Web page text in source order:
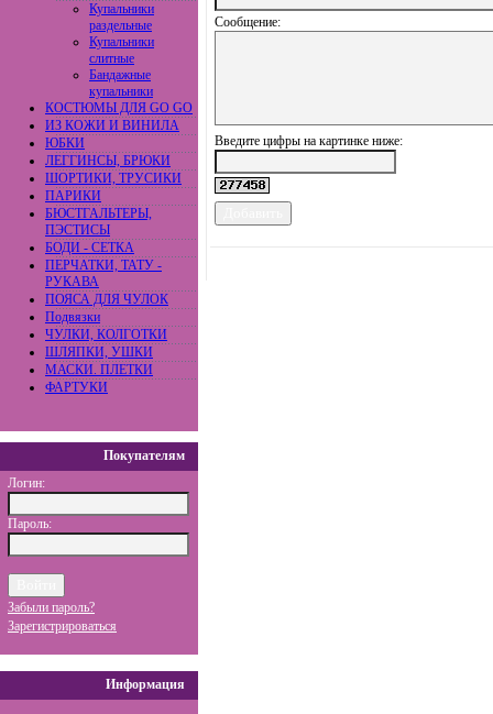
Купальники
раздельные
Купальники
слитные
Бандажные
купальники
КОСТЮМЫ ДЛЯ GO GO
ИЗ КОЖИ И ВИНИЛА
ЮБКИ
ЛЕГГИНСЫ, БРЮКИ
ШОРТИКИ, ТРУСИКИ
ПАРИКИ
БЮСТГАЛЬТЕРЫ,
ПЭСТИСЫ
БОДИ - СЕТКА
ПЕРЧАТКИ, ТАТУ -
РУКАВА
ПОЯСА ДЛЯ ЧУЛОК
Подвязки
ЧУЛКИ, КОЛГОТКИ
ШЛЯПКИ, УШКИ
МАСКИ. ПЛЕТКИ
ФАРТУКИ
Покупателям
Логин:
Пароль:
Забыли пароль?
Зарегистрироваться
Информация
Сообщение:
Введите цифры на картинке ниже: